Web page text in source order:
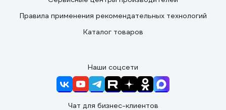
Правила применения рекомендательных технологий
Каталог товаров
Наши соцсети
Чат для бизнес-клиентов